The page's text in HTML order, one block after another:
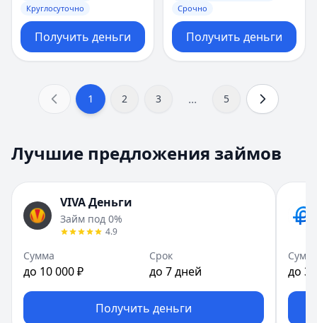
Круглосуточно
Получить деньги
Срочно
Получить деньги
1 2 3 ... 5
Лучшие предложения займов
VIVA Деньги
Займ под 0%
4.9
Сумма
до 10 000 ₽
Срок
до 7 дней
Получить деньги
до